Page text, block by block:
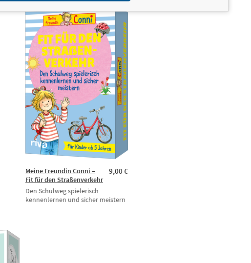
9,00 €
Meine Freundin Conni –
Fit für den Straßenverkehr
Den Schulweg spielerisch
kennenlernen und sicher meistern